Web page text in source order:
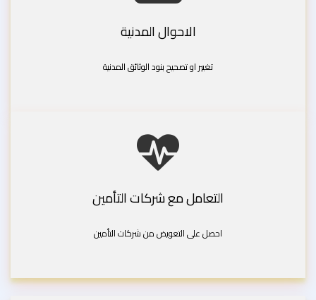
الاحوال المدنية
تغيير او تصحيح بنود الوثائق المدنية
التعامل مع شركات التأمين
احصل على التعويض من شركات التأمين